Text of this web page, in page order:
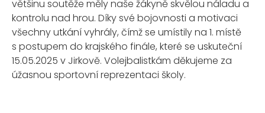
většinu soutěže měly naše žákyně skvělou náladu a
kontrolu nad hrou. Díky své bojovnosti a motivaci
všechny utkání vyhrály, čímž se umístily na 1. místě
s postupem do krajského finále, které se uskuteční
15.05.2025 v Jirkově. Volejbalistkám děkujeme za
úžasnou sportovní reprezentaci školy.